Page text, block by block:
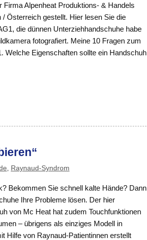
Firma Alpenheat Produktions- & Handels
Österreich gestellt. Hier lesen Sie die
die dünnen Unterziehhandschuhe habe
fotografiert. Meine 10 Fragen zum
Welche Eigenschaften sollte ein Handschuh
, Raynaud-Syndrom
Bekommen Sie schnell kalte Hände? Dann
Ihre Probleme lösen. Der hier
von Mc Heat hat zudem Touchfunktionen
– übrigens als einziges Modell in
Hilfe von Raynaud-Patientinnen erstellt